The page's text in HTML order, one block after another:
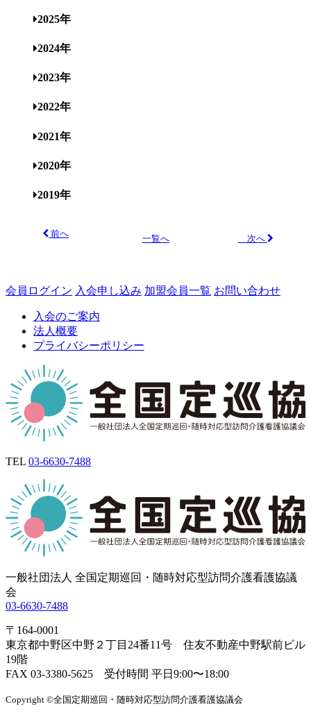
2025年
2024年
2023年
2022年
2021年
2020年
2019年
前へ
一覧へ 次へ
会員ログイン 入会申し込み 加盟会員一覧 お問い合わせ
入会のご案内
法人概要
プライバシーポリシー
TEL 03-6630-7488
一般社団法人 全国定期巡回・随時対応型訪問介護看護協議
会
03-6630-7488
〒164-0001
東京都中野区中野２丁目24番11号 住友不動産中野駅前ビル
19階
FAX 03-3380-5625 受付時間 平日9:00〜18:00
Copyright ©全国定期巡回・随時対応型訪問介護看護協議会